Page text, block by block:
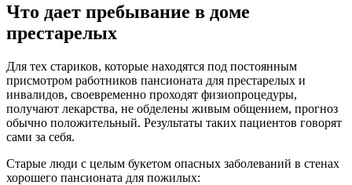
Что дает пребывание в доме
престарелых
Для тех стариков, которые находятся под постоянным
присмотром работников пансионата для престарелых и
инвалидов, своевременно проходят физиопроцедуры,
получают лекарства, не обделены живым общением, прогноз
обычно положительный. Результаты таких пациентов говорят
сами за себя.
Старые люди с целым букетом опасных заболеваний в стенах
хорошего пансионата для пожилых: